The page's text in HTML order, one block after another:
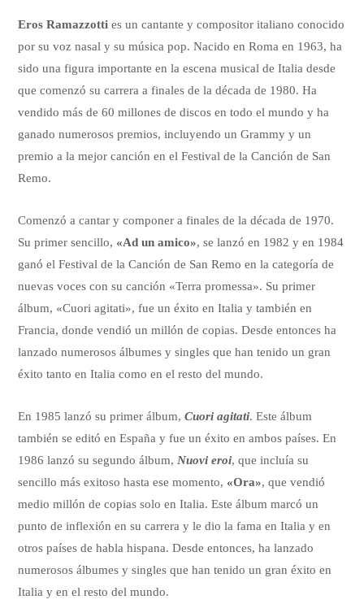
Eros Ramazzotti es un cantante y compositor italiano conocido
por su voz nasal y su música pop. Nacido en Roma en 1963, ha
sido una figura importante en la escena musical de Italia desde
que comenzó su carrera a finales de la década de 1980. Ha
vendido más de 60 millones de discos en todo el mundo y ha
ganado numerosos premios, incluyendo un Grammy y un
premio a la mejor canción en el Festival de la Canción de San
Remo.
Comenzó a cantar y componer a finales de la década de 1970.
Su primer sencillo, «Ad un amico», se lanzó en 1982 y en 1984
ganó el Festival de la Canción de San Remo en la categoría de
nuevas voces con su canción «Terra promessa». Su primer
álbum, «Cuori agitati», fue un éxito en Italia y también en
Francia, donde vendió un millón de copias. Desde entonces ha
lanzado numerosos álbumes y singles que han tenido un gran
éxito tanto en Italia como en el resto del mundo.
En 1985 lanzó su primer álbum, Cuori agitati. Este álbum
también se editó en España y fue un éxito en ambos países. En
1986 lanzó su segundo álbum, Nuovi eroi, que incluía su
sencillo más exitoso hasta ese momento, «Ora», que vendió
medio millón de copias solo en Italia. Este álbum marcó un
punto de inflexión en su carrera y le dio la fama en Italia y en
otros países de habla hispana. Desde entonces, ha lanzado
numerosos álbumes y singles que han tenido un gran éxito en
Italia y en el resto del mundo.